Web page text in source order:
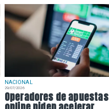
NACIONAL
29/07/2026
Operadores de apuestas